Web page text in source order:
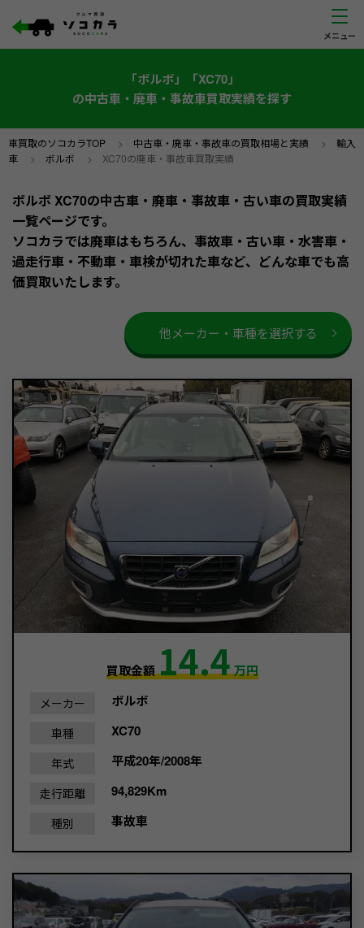
「ボルボ」「XC70」
の中古車・廃車・事故車買取実績を探す
車買取のソコカラTOP > 中古車・廃車・事故車の買取相場と実績 > 輸入
車 > ボルボ > XC70の廃車・事故車買取実績
ボルボ XC70の中古車・廃車・事故車・古い車の買取実績
一覧ページです。
ソコカラでは廃車はもちろん、事故車・古い車・水害車・
過走行車・不動車・車検が切れた車など、どんな車でも高
価買取いたします。
他メーカー・車種を選択する
買取金額14.4万円
メーカー ボルボ
車種 XC70
年式 平成20年/2008年
走行距離 94,829Km
種別 事故車